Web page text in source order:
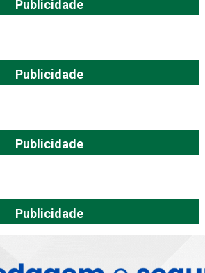
Publicidade
Publicidade
Publicidade
Publicidade